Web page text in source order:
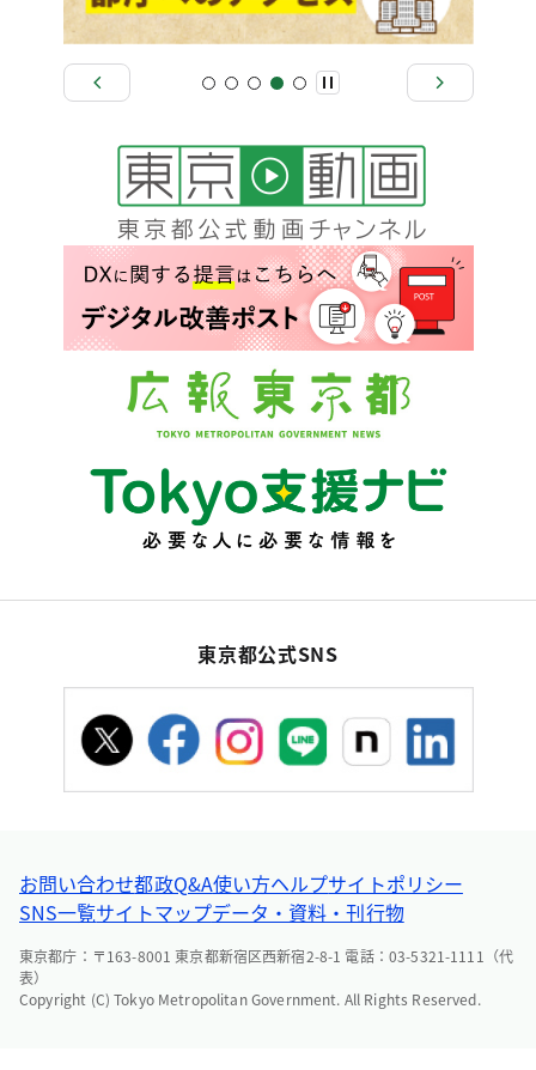
東京都公式SNS
お問い合わせ都政Q&A使い方ヘルプサイトポリシー
SNS一覧サイトマップデータ・資料・刊行物
東京都庁：〒163-8001 東京都新宿区西新宿2-8-1 電話：03-5321-1111（代
表）
Copyright (C) Tokyo Metropolitan Government. All Rights Reserved.